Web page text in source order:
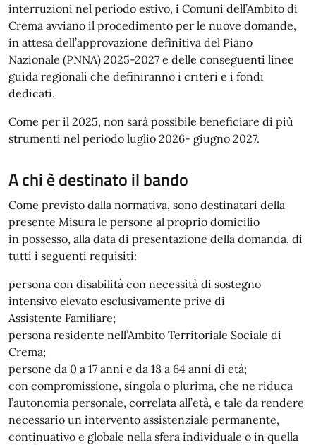
interruzioni nel periodo estivo, i Comuni dell’Ambito di
Crema avviano il procedimento per le nuove domande,
in attesa dell’approvazione definitiva del Piano
Nazionale (PNNA) 2025-2027 e delle conseguenti linee
guida regionali che definiranno i criteri e i fondi
dedicati.
Come per il 2025, non sarà possibile beneficiare di più
strumenti nel periodo luglio 2026- giugno 2027.
A chi è destinato il bando
Come previsto dalla normativa, sono destinatari della
presente Misura le persone al proprio domicilio
in possesso, alla data di presentazione della domanda, di
tutti i seguenti requisiti:
persona con disabilità con necessità di sostegno
intensivo elevato esclusivamente prive di
Assistente Familiare;
persona residente nell’Ambito Territoriale Sociale di
Crema;
persone da 0 a 17 anni e da 18 a 64 anni di età;
con compromissione, singola o plurima, che ne riduca
l’autonomia personale, correlata all’età, e tale da rendere
necessario un intervento assistenziale permanente,
continuativo e globale nella sfera individuale o in quella